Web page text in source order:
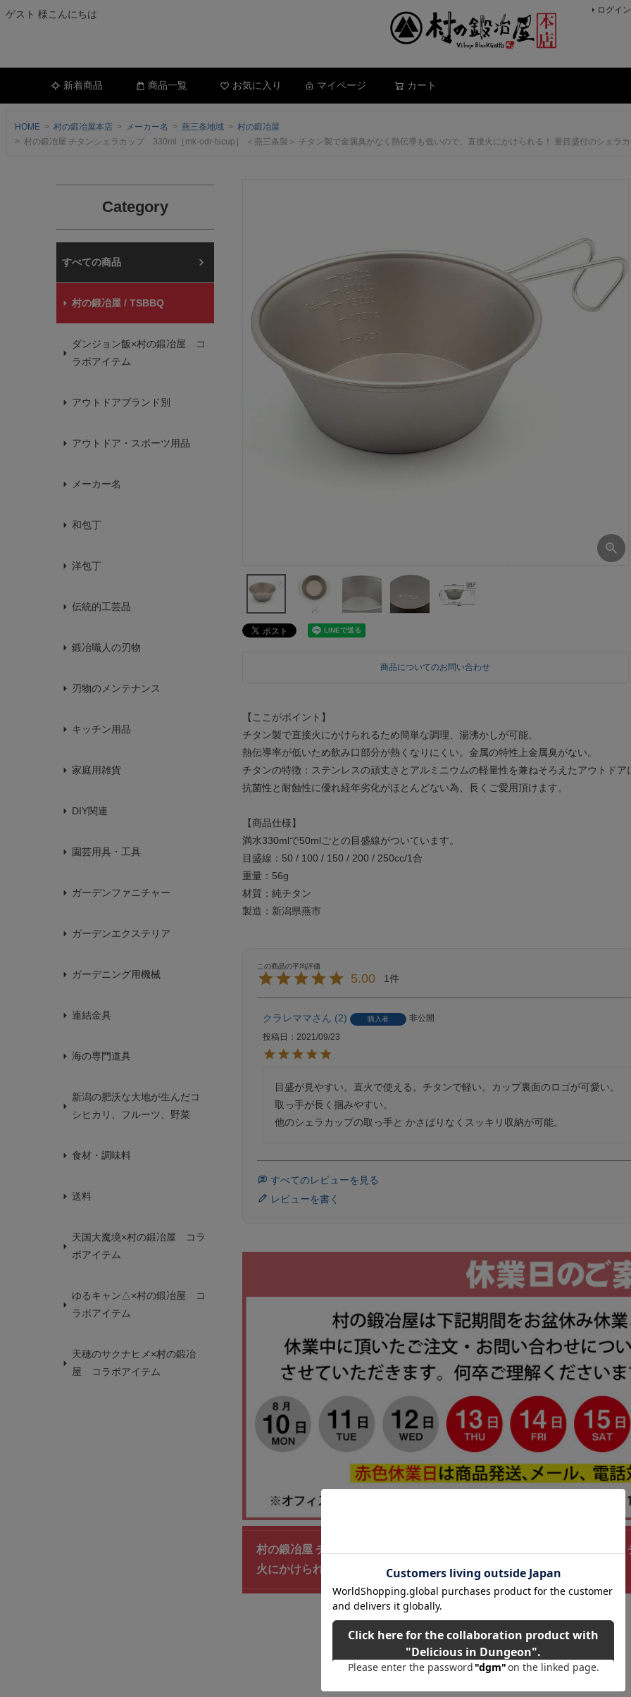
ゲスト 様こんにちは ログイン
新着商品 商品一覧 お気に入り マイページ カート
HOME 村の鍛冶屋本店 メーカー名 燕三条地域
村の鍛冶屋
村の鍛冶屋 チタンシェラカップ 330ml［mk-odr-tscup］ ＜燕三条製＞ チタン製で金属臭がなく熱伝導も低いので、直接火にかけられる！ 量目盛付のシェラ
Category
村の鍛冶屋本店
村の鍛冶屋 / TSBBQ
ダンジョン飯×村の鍛冶屋 コ
ラボアイテム
アウトドアブランド別
アウトドア・スポーツ用品
メーカー名
和包丁
洋包丁
伝統的工芸品
鍛冶職人の刃物
刃物のメンテナンス
キッチン用品
家庭用雑貨
DIY関連
園芸用具・工具
ガーデンファニチャー
ガーデンエクステリア
ガーデニング用機械
連結金具
海の専門道具
新潟の肥沃な大地が生んだコ
シヒカリ、フルーツ、野菜
食材・調味料
送料
天国大魔境×村の鍛冶屋 コラ
ボアイテム
ゆるキャン△×村の鍛冶屋 コ
ラボアイテム
天穂のサクナヒメ×村の鍛冶
屋 コラボアイテム
商品についてのお問い合わせ
【ここがポイント】
チタン製で直接火にかけられるため簡単な調理、湯沸かしが可能。
熱伝導率が低いため飲み口部分が熱くなりにくい。金属の特性上金属臭がない。
チタンの特徴：ステンレスの頑丈さとアルミニウムの軽量性を兼ねそろえたアウトドア
抗菌性と耐蝕性に優れ経年劣化がほとんどない為、長くご愛用頂けます。
【商品仕様】
満水330mlで50mlごとの目盛線がついています。
目盛線：50 / 100 / 150 / 200 / 250cc/1合
重量：56g
材質：純チタン
製造：新潟県燕市
5.00 1
クラレママ 2 購入者
非公開
投稿日
2021/09/23
目盛が見やすい。直火で使える。チタンで軽い。カップ裏面のロゴが可愛い。
取っ手が長く掴みやすい。
すべてのレビューを見る
レビューを書く
村の鍛冶屋 チタンシェラカップ 330ml［mk-odr-tscup］ ＜燕三条製＞
火にかけられる！ 量目盛付のシェラカップ 純チタン使用